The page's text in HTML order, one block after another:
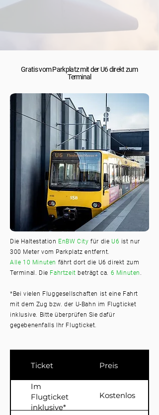
Gratis vom Parkplatz mit der U6 direkt zum
Terminal
Die Haltestation EnBW City für die U6 ist nur
300 Meter vom Parkplatz entfernt.
Alle 10 Minuten fährt dort die U6 direkt zum
Terminal. Die Fahrtzeit beträgt ca. 6 Minuten .
*Bei vielen Fluggesellschaften ist eine Fahrt
mit dem Zug bzw. der U-Bahn im Flugticket
inklusive. Bitte überprüfen Sie dafür
gegebenenfalls Ihr Flugticket.
Ticket Preis
Im
Flugticket
inklusive*
Kostenlos